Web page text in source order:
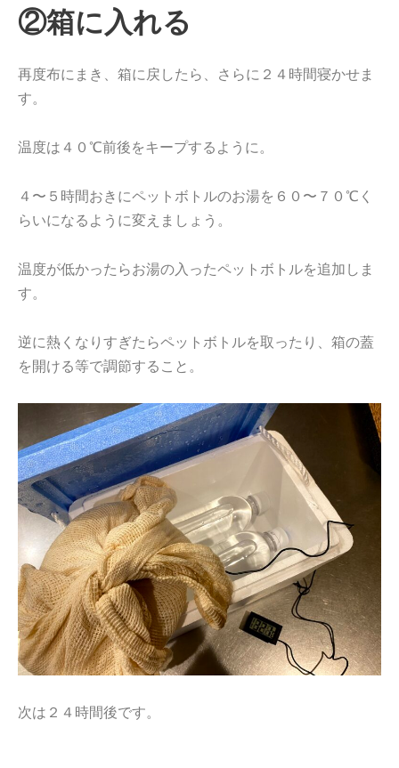
②箱に入れる
再度布にまき、箱に戻したら、さらに２４時間寝かせま
す。
温度は４０℃前後をキープするように。
４〜５時間おきにペットボトルのお湯を６０〜７０℃く
らいになるように変えましょう。
温度が低かったらお湯の入ったペットボトルを追加しま
す。
逆に熱くなりすぎたらペットボトルを取ったり、箱の蓋
を開ける等で調節すること。
次は２４時間後です。